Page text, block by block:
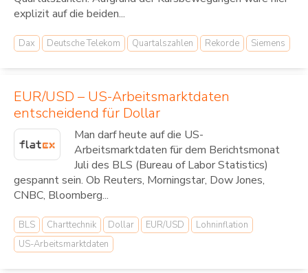
explizit auf die beiden...
Dax Deutsche Telekom Quartalszahlen Rekorde Siemens
EUR/USD – US-Arbeitsmarktdaten
entscheidend für Dollar
Man darf heute auf die US-
Arbeitsmarktdaten für dem Berichtsmonat
Juli des BLS (Bureau of Labor Statistics)
gespannt sein. Ob Reuters, Morningstar, Dow Jones,
CNBC, Bloomberg...
BLS Charttechnik Dollar EUR/USD
Lohninflation
US-Arbeitsmarktdaten